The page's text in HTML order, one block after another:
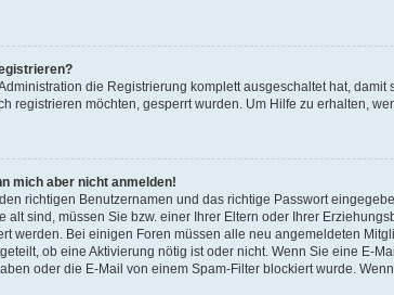
die Registrierung komplett ausgeschaltet hat,
registrieren möchten, gesperrt wurden. Um Hilfe zu erhalten,
mich aber nicht anmelden!
richtigen Benutzernamen und das richtige Passwort
alt sind, müssen Sie bzw. einer Ihrer Eltern oder Ihrer
werden. Bei einigen Foren müssen alle neu angemeldeten
ob eine Aktivierung nötig ist oder nicht. Wenn Sie eine E-
oder die E-Mail von einem Spam-Filter blockiert wurde.